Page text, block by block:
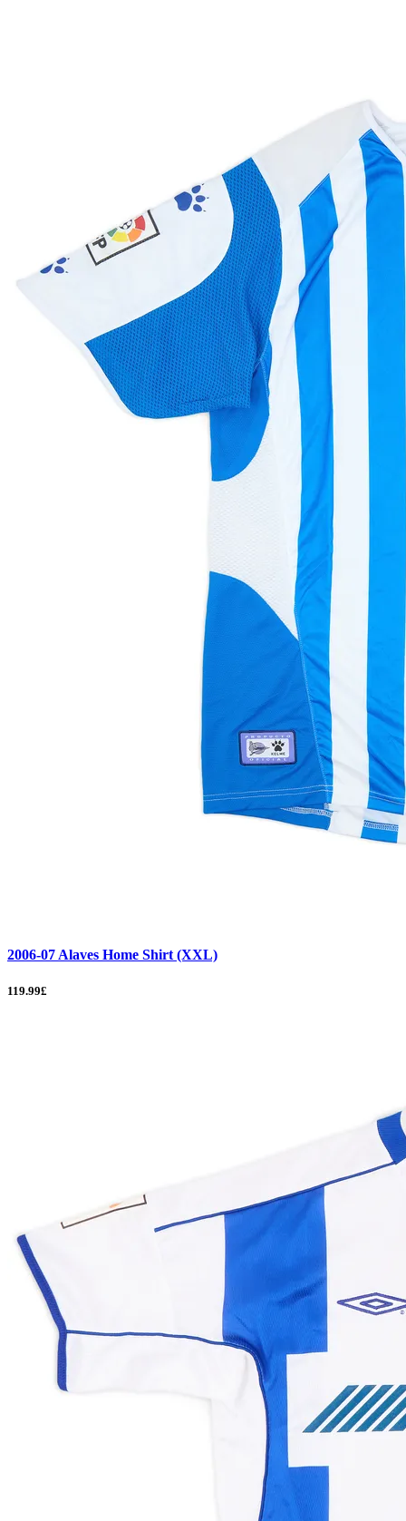
2006-07 Alaves Home Shirt (XXL)
119.99£